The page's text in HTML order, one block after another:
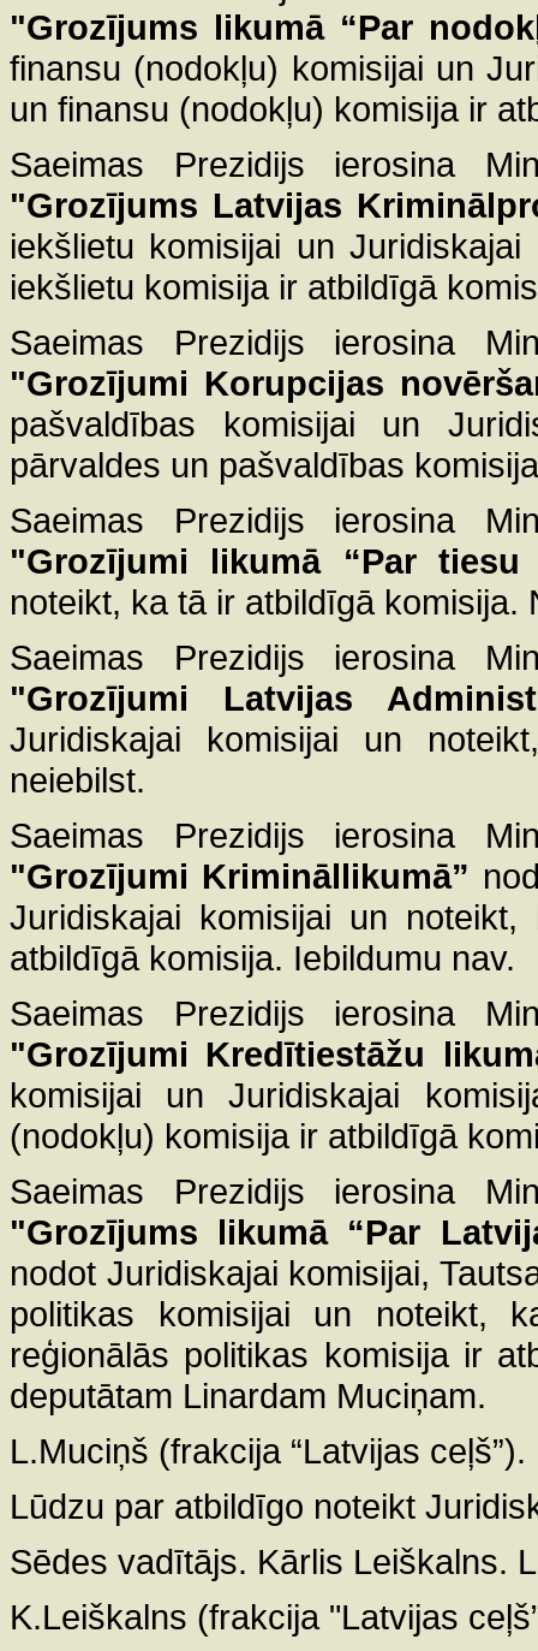
"Grozījums likumā “Par
finansu (nodokļu) komisijai un
un finansu (nodokļu) komisija ir
Saeimas Prezidijs ierosina
"Grozījums Latvijas
iekšlietu komisijai un
iekšlietu komisija ir atbildīgā
Saeimas Prezidijs ierosina
"Grozījumi Korupcijas
pašvaldības komisijai un
pārvaldes un pašvaldības
Saeimas Prezidijs ierosina
"Grozījumi likumā “Par tiesu
noteikt, ka tā ir atbildīgā komisija.
Saeimas Prezidijs ierosina
"Grozījumi Latvijas
Juridiskajai komisijai un
neiebilst.
Saeimas Prezidijs ierosina
"Grozījumi Krimināllikumā”
Juridiskajai komisijai un
atbildīgā komisija. Iebildumu nav.
Saeimas Prezidijs ierosina
"Grozījumi Kredītiestāžu
komisijai un Juridiskajai
(nodokļu) komisija ir atbildīgā
Saeimas Prezidijs ierosina
"Grozījums likumā “Par
nodot Juridiskajai komisijai,
politikas komisijai un noteikt,
reģionālās politikas komisija ir
deputātam Linardam Muciņam.
L.Muciņš (frakcija “Latvijas ceļš”).
Lūdzu par atbildīgo noteikt
Sēdes vadītājs. Kārlis Leiškalns.
K.Leiškalns (frakcija "Latvijas